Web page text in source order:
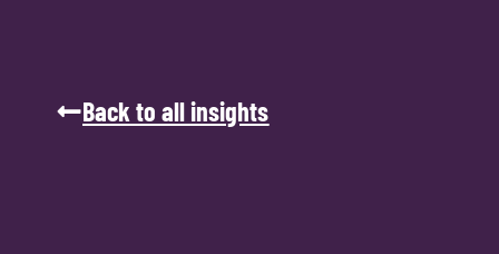
Back to all insights